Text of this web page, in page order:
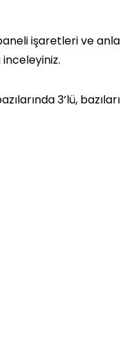
işaretleri ve
3’lü,